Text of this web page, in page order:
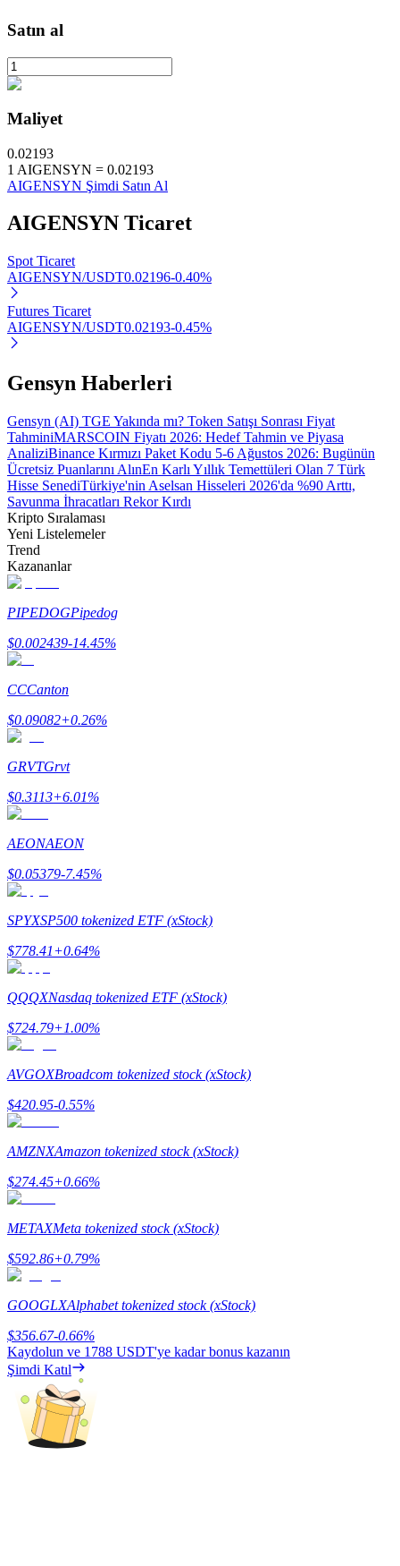
Uzun vadeli kâr ve esnek çıkarlar elde edin
Pasif gelir kazanma hakkında bilgi edinin
Bitrue Ortakları
Bitrue İş Ortağı
Kullanıcı başına %65'e kadar komisyon!
BTC Welcome Rewards
BTC Welcome Rewards
Deposit & Trade BTC to Share 25000 USDT prize pool!
Deposit CASHCAT & Win
Share 500000 CASHCAT prize pool
Exclusive for BitMart Users
Register & Trade to Win 500,000 USDT
Satın al
Maliyet
0.02193
1 AIGENSYN = 0.02193
AIGENSYN Şimdi Satın Al
AIGENSYN Ticaret
Spot Ticaret
AIGENSYN/USDT0.02196-0.40%
Futures Ticaret
AIGENSYN/USDT0.02193-0.45%
Gensyn Haberleri
Gensyn (AI) TGE Yakında mı? Token Satışı Sonrası Fiyat
TahminiMARSCOIN Fiyatı 2026: Hedef Tahmin ve Piyasa
AnaliziBinance Kırmızı Paket Kodu 5-6 Ağustos 2026: Bugünün
Ücretsiz Puanlarını AlınEn Karlı Yıllık Temettüleri Olan 7 Türk
Hisse SenediTürkiye'nin Aselsan Hisseleri 2026'da %90 Arttı,
Savunma İhracatları Rekor Kırdı
Kripto Sıralaması
Yeni Listelemeler
Trend
Kazananlar
PIPEDOGPipedog
$0.002439-14.45%
CCCanton
$0.09082+0.26%
GRVTGrvt
$0.3113+6.01%
AEONAEON
$0.05379-7.45%
SPYXSP500 tokenized ETF (xStock)
$778.41+0.64%
QQQXNasdaq tokenized ETF (xStock)
$724.79+1.00%
AVGOXBroadcom tokenized stock (xStock)
$420.95-0.55%
AMZNXAmazon tokenized stock (xStock)
$274.45+0.66%
METAXMeta tokenized stock (xStock)
$592.86+0.79%
GOOGLXAlphabet tokenized stock (xStock)
$356.67-0.66%
Kaydolun ve 1788 USDT'ye kadar bonus kazanın
Şimdi Katıl